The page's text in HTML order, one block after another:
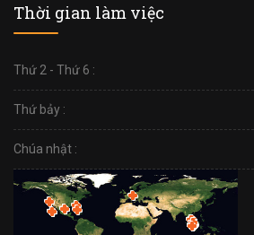
Thời gian làm việc
Thứ 2 - Thứ 6 :
Thứ bảy :
Chúa nhật :